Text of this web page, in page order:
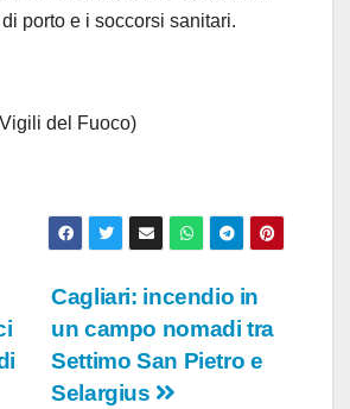
porto e i soccorsi sanitari.
del Fuoco)
Cagliari: incendio in
un campo nomadi tra
Settimo San Pietro e
Selargius